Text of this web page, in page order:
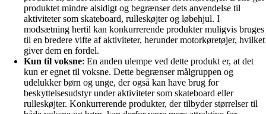
produktet mindre alsidigt og begrænser dets anvendelse til
aktiviteter som skateboard, rulleskøjter og løbehjul. I
modsætning hertil kan konkurrerende produkter muligvis bruges
til en bredere vifte af aktiviteter, herunder motorkøretøjer, hvilket
giver dem en fordel.
Kun til voksne: En anden ulempe ved dette produkt er, at det
kun er egnet til voksne. Dette begrænser målgruppen og
udelukker børn og unge, der også kan have brug for
beskyttelsesudstyr under aktiviteter som skateboard eller
rulleskøjter. Konkurrerende produkter, der tilbyder størrelser til